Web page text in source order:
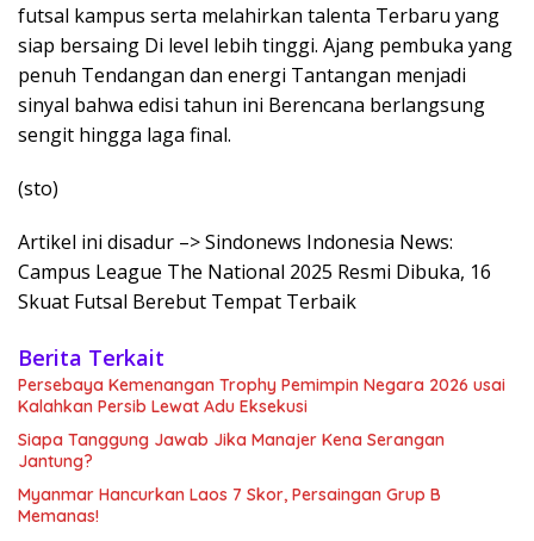
futsal kampus serta melahirkan talenta Terbaru yang
siap bersaing Di level lebih tinggi. Ajang pembuka yang
penuh Tendangan dan energi Tantangan menjadi
sinyal bahwa edisi tahun ini Berencana berlangsung
sengit hingga laga final.
(sto)
Artikel ini disadur –> Sindonews Indonesia News:
Campus League The National 2025 Resmi Dibuka, 16
Skuat Futsal Berebut Tempat Terbaik
Berita Terkait
Persebaya Kemenangan Trophy Pemimpin Negara 2026 usai
Kalahkan Persib Lewat Adu Eksekusi
Siapa Tanggung Jawab Jika Manajer Kena Serangan
Jantung?
Myanmar Hancurkan Laos 7 Skor, Persaingan Grup B
Memanas!